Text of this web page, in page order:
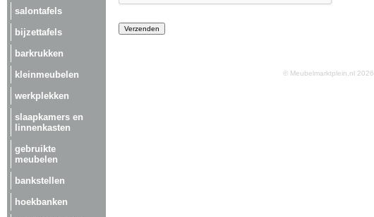
salontafels
bijzettafels
barkrukken
kleinmeubelen
werkplekken
slaapkamers en
linnenkasten
gebruikte
meubelen
bankstellen
hoekbanken
© Meubelmarktplein.nl 2026